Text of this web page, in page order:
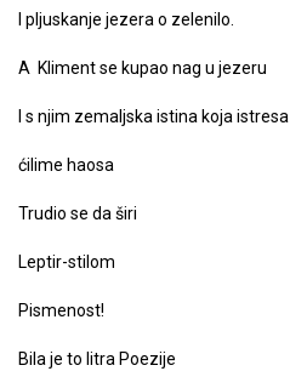
I pljuskanje jezera o zelenilo.
A Kliment se kupao nag u jezeru
I s njim zemaljska istina koja istresa
ćilime haosa
Trudio se da širi
Leptir-stilom
Pismenost!
Bila je to litra Poezije